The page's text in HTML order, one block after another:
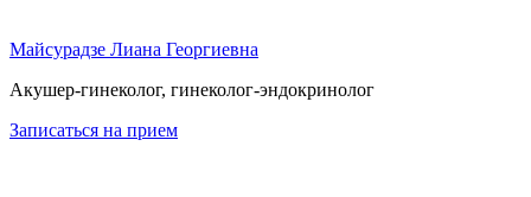
Майсурадзе Лиана Георгиевна
Акушер-гинеколог, гинеколог-эндокринолог
Записаться на прием